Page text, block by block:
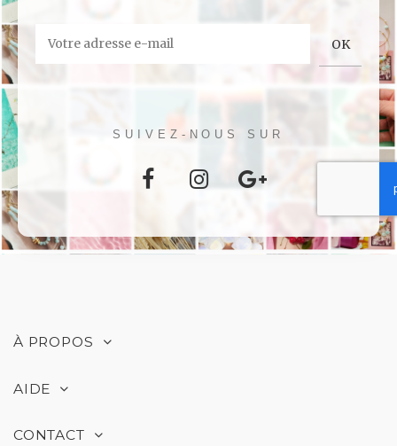
SUIVEZ-NOUS SUR
À PROPOS
AIDE
CONTACT